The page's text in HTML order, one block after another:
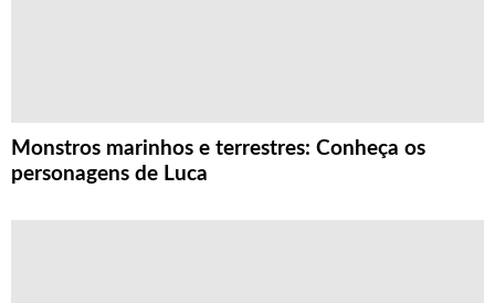
Monstros marinhos e terrestres: Conheça os
personagens de Luca